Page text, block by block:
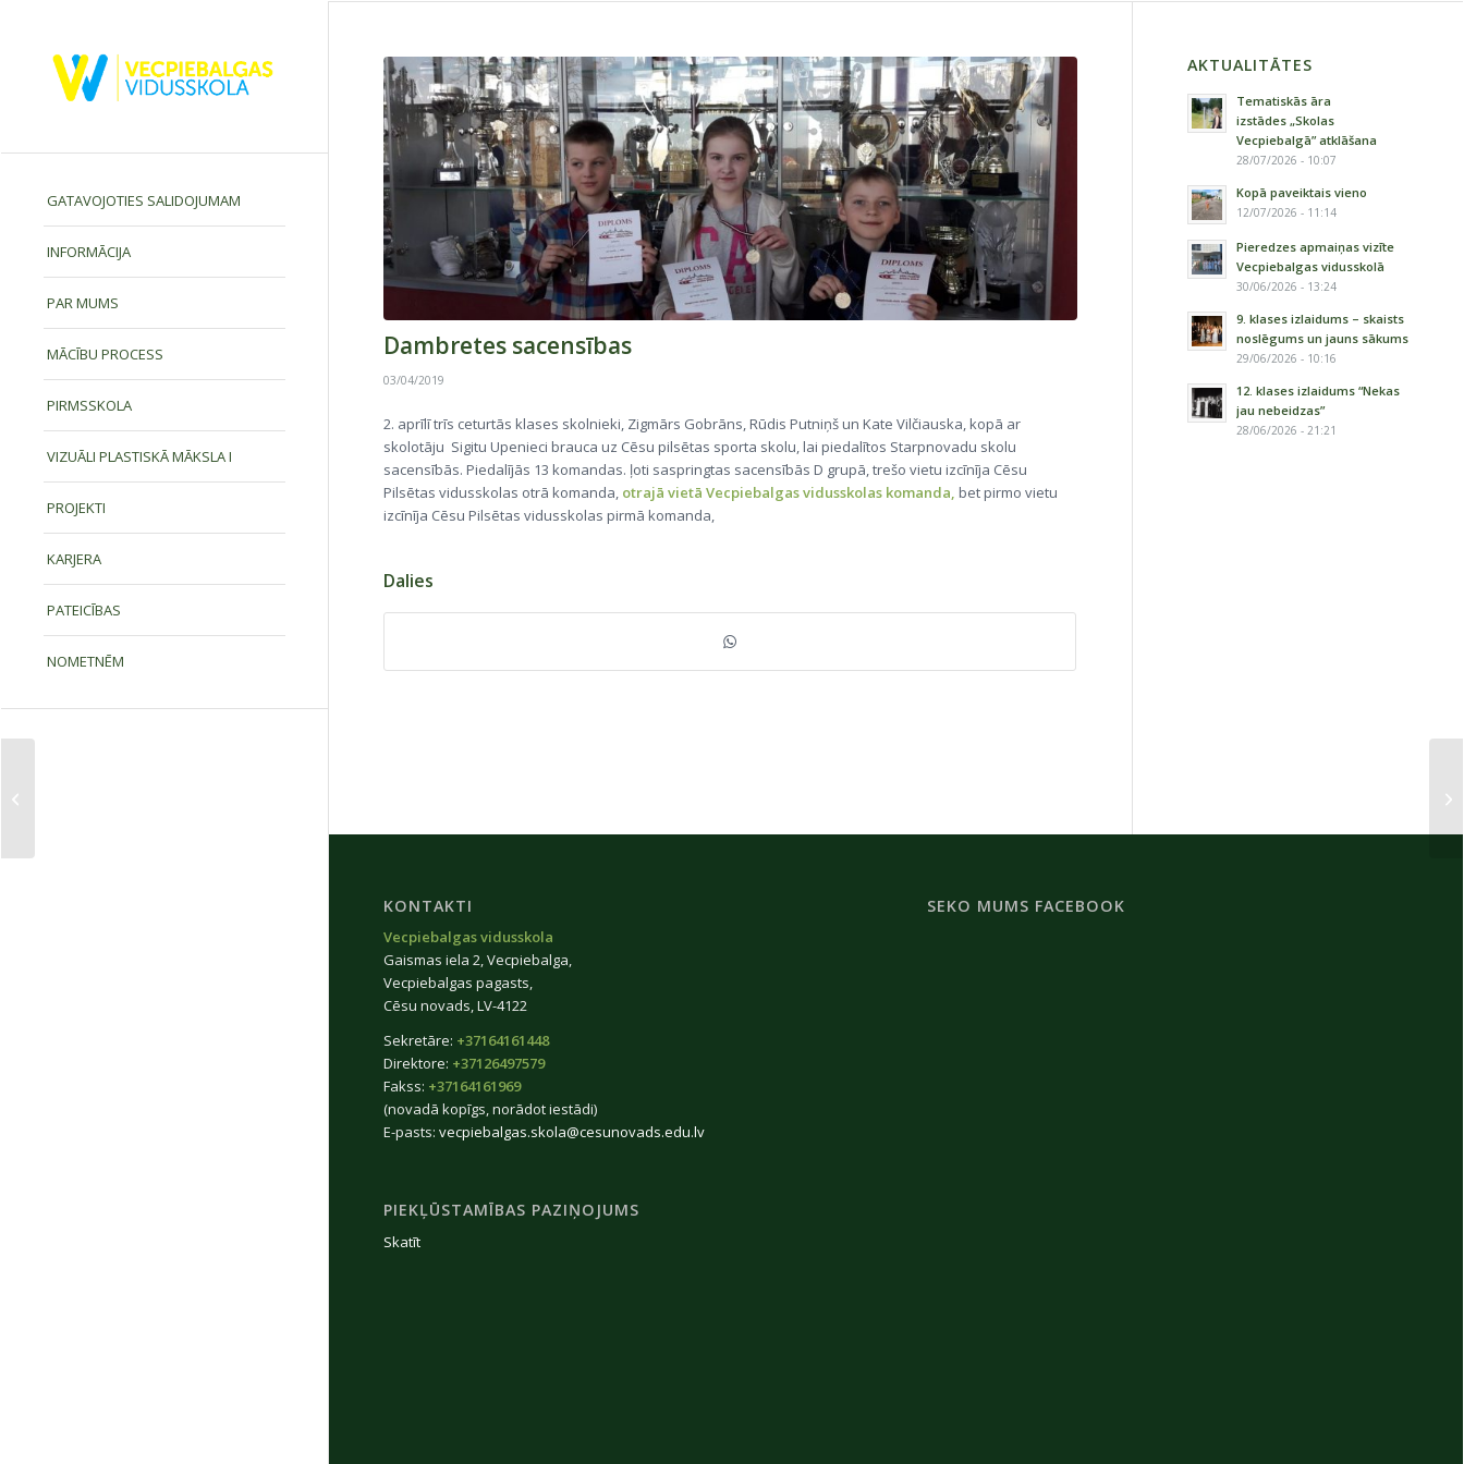
GATAVOJOTIES SALIDOJUMAM
INFORMĀCIJA
PAR MUMS
MĀCĪBU PROCESS
PIRMSSKOLA
VIZUĀLI PLASTISKĀ MĀKSLA I
PROJEKTI
KARJERA
PATEICĪBAS
NOMETNĒM
Dambretes sacensības
03/04/2019
2. aprīlī trīs ceturtās klases skolnieki, Zigmārs Gobrāns, Rūdis Putniņš un Kate Vilčiauska, kopā ar
skolotāju Sigitu Upenieci brauca uz Cēsu pilsētas sporta skolu, lai piedalītos Starpnovadu skolu
sacensībās. Piedalījās 13 komandas. ļoti saspringtas sacensībās D grupā, trešo vietu izcīnīja Cēsu
Pilsētas vidusskolas otrā komanda, otrajā vietā Vecpiebalgas vidusskolas komanda, bet pirmo vietu
izcīnīja Cēsu Pilsētas vidusskolas pirmā komanda,
Dalies
AKTUALITĀTES
Tematiskās āra
izstādes „Skolas
Vecpiebalgā” atklāšana
28/07/2026 - 10:07
Kopā paveiktais vieno
12/07/2026 - 11:14
Pieredzes apmaiņas vizīte
Vecpiebalgas vidusskolā
30/06/2026 - 13:24
9. klases izlaidums – skaists
noslēgums un jauns sākums
29/06/2026 - 10:16
12. klases izlaidums “Nekas
jau nebeidzas”
28/06/2026 - 21:21
KONTAKTI
Vecpiebalgas vidusskola
Gaismas iela 2, Vecpiebalga,
Vecpiebalgas pagasts,
Cēsu novads, LV-4122
Sekretāre: +37164161448
Direktore: +37126497579
Fakss: +37164161969
(novadā kopīgs, norādot iestādi)
E-pasts: vecpiebalgas.skola@cesunovads.edu.lv
PIEKĻŪSTAMĪBAS PAZIŅOJUMS
Skatīt
SEKO MUMS FACEBOOK